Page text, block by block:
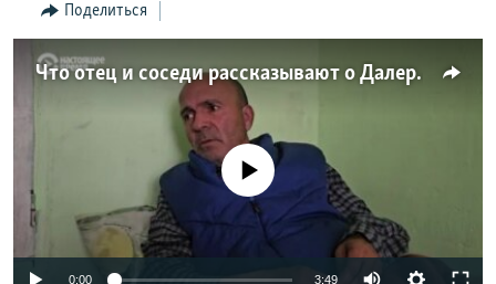
ТОҶИКӢ
TÜRKMENÇE
Все сайты РСЕ/РС
Поделиться
Что отец и соседи рассказывают о Далерджоне Мирзоеве, которого подозревают в теракте в "Крокусе"
No media source currently available
0:00 3:49